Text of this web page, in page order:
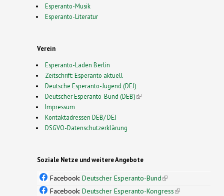
Esperanto-Musik
Esperanto-Literatur
Verein
Esperanto-Laden Berlin
Zeitschrift: Esperanto aktuell
Deutsche Esperanto-Jugend (DEJ)
Deutscher Esperanto-Bund (DEB)(link is external)
Impressum
Kontaktadressen DEB/ DEJ
DSGVO-Datenschutzerklärung
Soziale Netze und weitere Angebote
Facebook: Deutscher Esperanto-Bund(link is
external)
Facebook: Deutscher Esperanto-Kongress(link is